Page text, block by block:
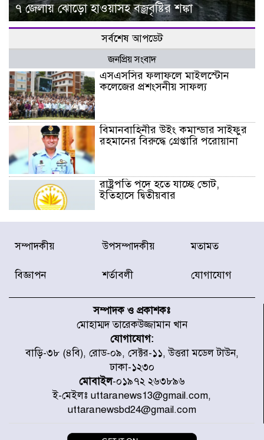
৭ জেলায় ঝোড়ো হাওয়াসহ বজ্রবৃষ্টির শঙ্কা
সর্বশেষ আপডেট
জনপ্রিয় সংবাদ
এসএসসির ফলাফলে মাইলস্টোন
কলেজের প্রশংসনীয় সাফল্য
বিমানবাহিনীর উইং কমান্ডার সাইফুর
রহমানের বিরুদ্ধে গ্রেপ্তারি পরোয়ানা
রাষ্ট্রপতি পদে হতে যাচ্ছে ভোট,
ইতিহাসে দ্বিতীয়বার
রাষ্ট্রপতি নির্বাচনে ১১ দলীয় জোটের
প্রার্থী কর্নেল অলি আহমদ
নতুন উদ্যোগ নিকুঞ্জ-টানপাড়ায়
নবনির্বাচিত কার্যনির্বাহী পরিষদের
উদ্যোগে উত্তরা ১৩ নং সেক্টর-এ
পরিষ্কার-পরিচ্ছন্নতা অভিযান
ডিএমপির অভিযানে ২৪ ঘণ্টায় গ্রেপ্তার
৫০৪, উদ্ধার মাদক-অস্ত্র
সম্পাদকীয় উপসম্পাদকীয় মতামত
বিজ্ঞাপন শর্তাবলী যোগাযোগ
সম্পাদক ও প্রকাশকঃ
মোহাম্মদ তারেকউজ্জামান খান
যোগাযোগ:
বাড়ি-৩৮ (৪বি), রোড-০৯, সেক্টর-১১, উত্তরা মডেল টাউন,
ঢাকা-১২৩০
মোবাইল-০১৯৭২ ২৬৩৮৯৬
ই-মেইলঃ uttaranews13@gmail.com,
uttaranewsbd24@gmail.com